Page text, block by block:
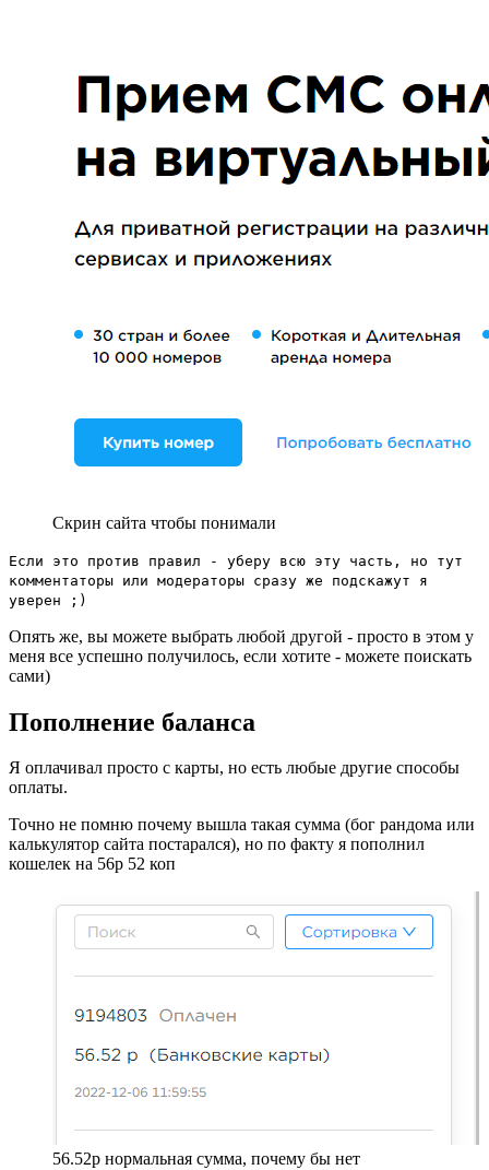
Скрин сайта чтобы понимали
Если это против правил - уберу всю эту часть, но тут
комментаторы или модераторы сразу же подскажут я
уверен ;)
Опять же, вы можете выбрать любой другой - просто в этом у
меня все успешно получилось, если хотите - можете поискать
сами)
Пополнение баланса
Я оплачивал просто с карты, но есть любые другие способы
оплаты.
Точно не помню почему вышла такая сумма (бог рандома или
калькулятор сайта постарался), но по факту я пополнил
кошелек на 56р 52 коп
56.52р нормальная сумма, почему бы нет